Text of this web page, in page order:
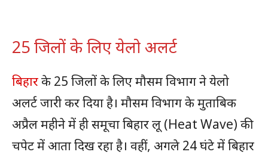
25 जिलों के लिए येलो अलर्ट
बिहारके 25 जिलों के लिए मौसम विभाग ने येलो
अलर्ट जारी कर दिया है। मौसम विभाग के मुताबिक
अप्रैल महीने में ही समूचा बिहार लू (Heat Wave) की
चपेट में आता दिख रहा है। वहीं, अगले 24 घंटे में बिहार